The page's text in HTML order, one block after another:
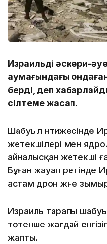
Израильдің әскери-
аумағындағы
берді, деп
сілтеме жасап.
Шабуыл нәтижесінде
жетекшілері мен
айналысқан жетекші
Бұған жауап ретінде
астам дрон және
Израиль тарапы
төтенше жағдай
жапты.